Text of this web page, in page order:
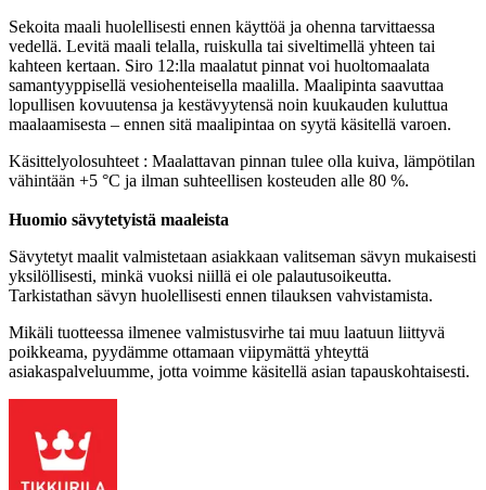
Sekoita maali huolellisesti ennen käyttöä ja ohenna tarvittaessa
vedellä. Levitä maali telalla, ruiskulla tai siveltimellä yhteen tai
kahteen kertaan. Siro 12:lla maalatut pinnat voi huoltomaalata
samantyyppisellä vesiohenteisella maalilla. Maalipinta saavuttaa
lopullisen kovuutensa ja kestävyytensä noin kuukauden kuluttua
maalaamisesta – ennen sitä maalipintaa on syytä käsitellä varoen.
Käsittelyolosuhteet : Maalattavan pinnan tulee olla kuiva, lämpötilan
vähintään +5 °C ja ilman suhteellisen kosteuden alle 80 %.
Huomio sävytetyistä maaleista
Sävytetyt maalit valmistetaan asiakkaan valitseman sävyn mukaisesti
yksilöllisesti, minkä vuoksi niillä ei ole palautusoikeutta.
Tarkistathan sävyn huolellisesti ennen tilauksen vahvistamista.
Mikäli tuotteessa ilmenee valmistusvirhe tai muu laatuun liittyvä
poikkeama, pyydämme ottamaan viipymättä yhteyttä
asiakaspalveluumme, jotta voimme käsitellä asian tapauskohtaisesti.